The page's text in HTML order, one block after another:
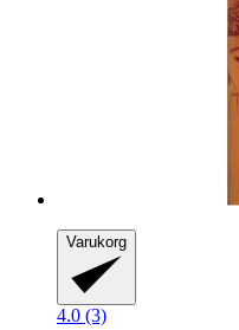
Varukorg
4.0 (3)